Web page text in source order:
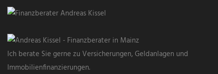
Ich berate Sie gerne zu Versicherungen, Geldanlagen und
Immobilienfinanzierungen.